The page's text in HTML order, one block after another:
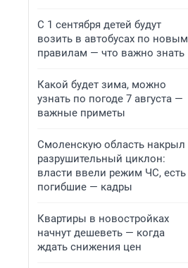
С 1 сентября детей будут
возить в автобусах по новым
правилам — что важно знать
Какой будет зима, можно
узнать по погоде 7 августа —
важные приметы
Смоленскую область накрыл
разрушительный циклон:
власти ввели режим ЧС, есть
погибшие — кадры
Квартиры в новостройках
начнут дешеветь — когда
ждать снижения цен